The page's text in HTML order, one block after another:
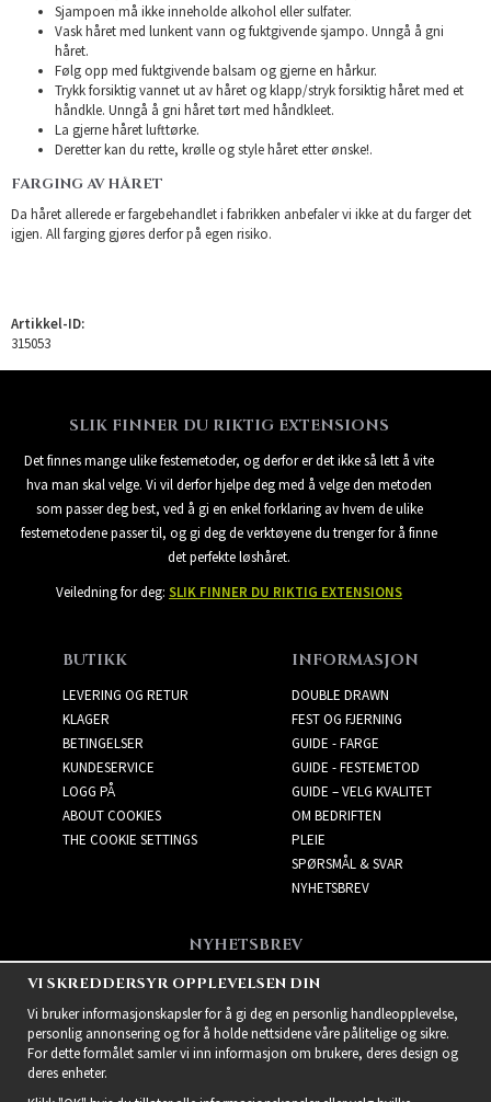
Sjampoen må ikke inneholde alkohol eller sulfater.
Vask håret med lunkent vann og fuktgivende sjampo. Unngå å gni
håret.
Følg opp med fuktgivende balsam og gjerne en hårkur.
Trykk forsiktig vannet ut av håret og klapp/stryk forsiktig håret med et
håndkle. Unngå å gni håret tørt med håndkleet.
La gjerne håret lufttørke.
Deretter kan du rette, krølle og style håret etter ønske!.
FARGING AV HÅRET
Da håret allerede er fargebehandlet i fabrikken anbefaler vi ikke at du farger det
igjen. All farging gjøres derfor på egen risiko.
Artikkel-ID:
315053
SLIK FINNER DU RIKTIG EXTENSIONS
Det finnes mange ulike festemetoder, og derfor er det ikke så lett å vite
hva man skal velge. Vi vil derfor hjelpe deg med å velge den metoden
som passer deg best, ved å gi en enkel forklaring av hvem de ulike
festemetodene passer til, og gi deg de verktøyene du trenger for å finne
det perfekte løshåret.
Veiledning for deg: SLIK FINNER DU RIKTIG EXTENSIONS
BUTIKK
LEVERING OG RETUR
KLAGER
BETINGELSER
KUNDESERVICE
LOGG PÅ
ABOUT COOKIES
THE COOKIE SETTINGS
INFORMASJON
DOUBLE DRAWN
FEST OG FJERNING
GUIDE - FARGE
GUIDE - FESTEMETOD
GUIDE – VELG KVALITET
OM BEDRIFTEN
PLEIE
SPØRSMÅL & SVAR
NYHETSBREV
NYHETSBREV
Få de beste tilbudene og
spennende nye produkter!
VI SKREDDERSYR OPPLEVELSEN DIN
Vi bruker informasjonskapsler for å gi deg en personlig handleopplevelse,
personlig annonsering og for å holde nettsidene våre pålitelige og sikre.
For dette formålet samler vi inn informasjon om brukere, deres design og
deres enheter.